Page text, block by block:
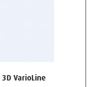
VarioLine